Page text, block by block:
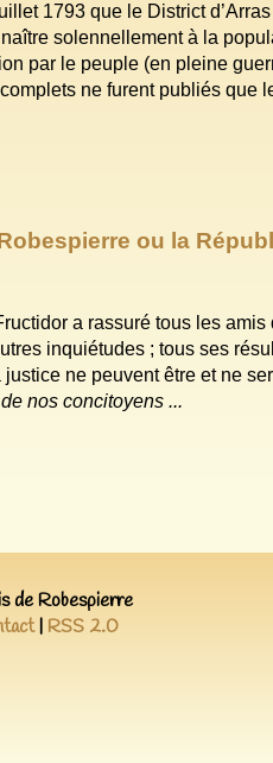
1793 que le District
solennellement à la
par le peuple (en pleine
ne furent publiés que
ou la
a rassuré tous les
inquiétudes ; tous ses
justice ne peuvent être et ne
nos concitoyens ...
de Robespierre
| RSS 2.0